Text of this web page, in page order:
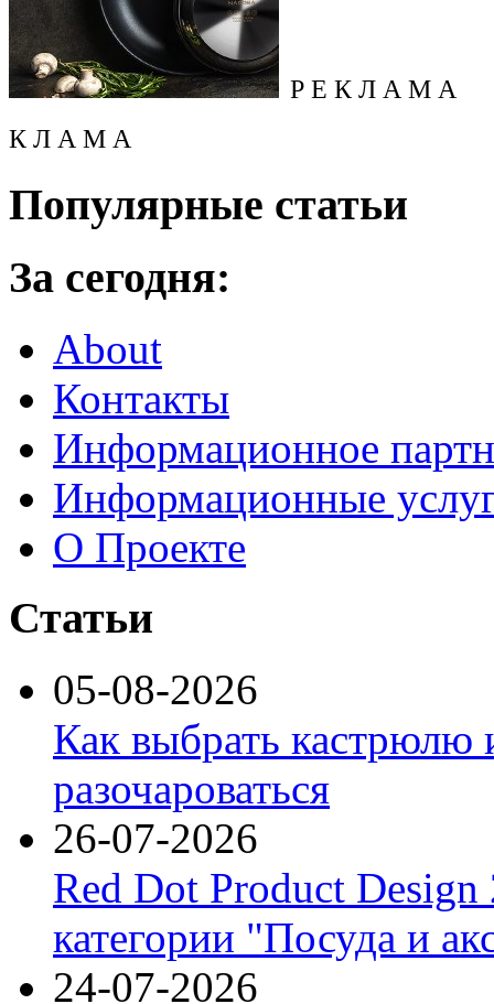
Р Е К Л А М А
К Л А М А
Популярные статьи
За сегодня:
About
Контакты
Информационное
Информационные
О Проекте
Статьи
05-08-2026
Как выбрать кастрюлю
разочароваться
26-07-2026
Red Dot Product Design
категории "Посуда и
24-07-2026